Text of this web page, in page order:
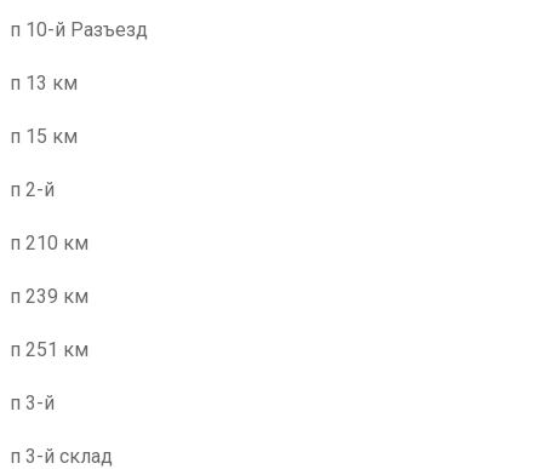
п 10-й Разъезд
п 13 км
п 15 км
п 2-й
п 210 км
п 239 км
п 251 км
п 3-й
п 3-й склад